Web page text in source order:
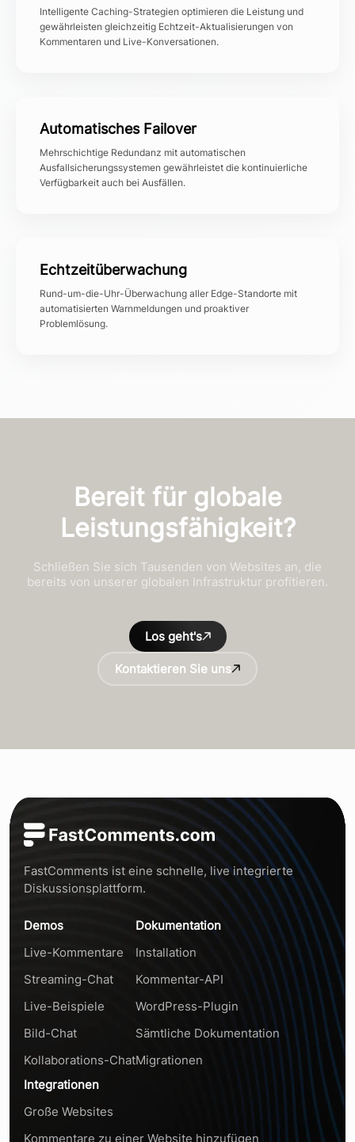
Intelligente Caching-Strategien optimieren die Leistung und
gewährleisten gleichzeitig Echtzeit-Aktualisierungen von
Kommentaren und Live-Konversationen.
Automatisches Failover
Mehrschichtige Redundanz mit automatischen
Ausfallsicherungssystemen gewährleistet die kontinuierliche
Verfügbarkeit auch bei Ausfällen.
Echtzeitüberwachung
Rund-um-die-Uhr-Überwachung aller Edge-Standorte mit
automatisierten Warnmeldungen und proaktiver
Problemlösung.
Bereit für globale
Leistungsfähigkeit?
Schließen Sie sich Tausenden von Websites an, die
bereits von unserer globalen Infrastruktur profitieren.
Los geht's
Kontaktieren Sie uns
FastComments ist eine schnelle, live integrierte
Diskussionsplattform.
Demos
Live-Kommentare
Streaming-Chat
Live-Beispiele
Bild-Chat
Kollaborations-Chat
Dokumentation
Installation
Kommentar-API
WordPress-Plugin
Sämtliche Dokumentation
Migrationen
Integrationen
Große Websites
Kommentare zu einer Website hinzufügen